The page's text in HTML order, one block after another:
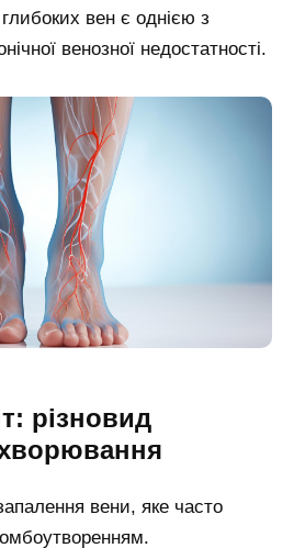
вен є однією з
венозної недостатності.
різновид
вени, яке часто